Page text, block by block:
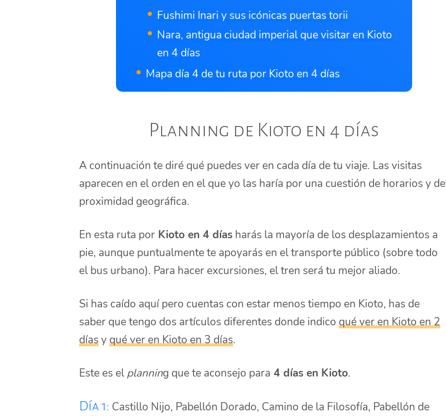
Fushimi Inari y sus icónicas puertas torii
Nara, antigua ciudad imperial que visitar en Kioto
en 4 días
Mapa día 4 de tu ruta por Kioto en 4 días
Planning de Kioto en 4 días
A continuación te diré qué puedes ver en cada día de tu viaje. Las visitas
aparecen en el orden en el que yo las haría por una cuestión de horarios y de
proximidad geográfica.
En esta ruta por Kioto en 4 días harás la mayoría de los desplazamientos a
pie, aunque puntualmente te apoyarás en el transporte público (sobre todo
el bus urbano). Para hacer excursiones, el tren será tu mejor aliado.
Si has caído aquí pero cuentas con estar menos tiempo en Kioto, has de
saber que tengo dos artículos diferentes donde indicoqué ver en Kioto en 2
díasyqué ver en Kioto en 3 días.
Este es el planning que te aconsejo para 4 días en Kioto.
Día 1: Castillo Nijo, Pabellón Dorado, Camino de la Filosofía, Pabellón de